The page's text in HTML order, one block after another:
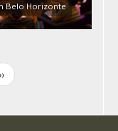
Belo Horizonte
Pàgina
››